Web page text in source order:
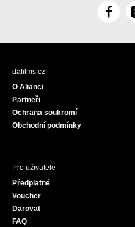
F
c
dafilms.cz
O Alianci
Partneři
Ochrana soukromí
Obchodní podmínky
Pro uživatele
Předplatné
Voucher
Darovat
FAQ